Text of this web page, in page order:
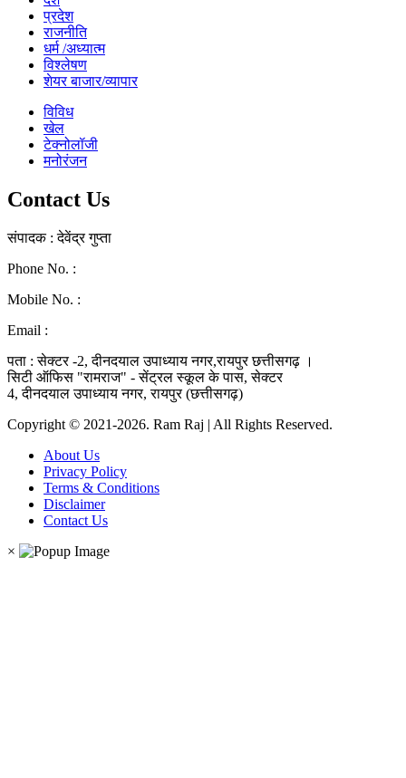
प्रदेश
राजनीति
धर्म /अध्यात्म
विश्लेषण
शेयर बाजार/व्यापार
विविध
खेल
टेक्नोलॉजी
मनोरंजन
Contact Us
संपादक : देवेंद्र गुप्ता
Phone No. :
Mobile No. :
Email :
पता : सेक्टर -2, दीनदयाल उपाध्याय नगर,रायपुर छत्तीसगढ़ ।
सिटी ऑफिस "रामराज" - सेंट्रल स्कूल के पास, सेक्टर
4, दीनदयाल उपाध्याय नगर, रायपुर (छत्तीसगढ़)
Copyright © 2021-2026. Ram Raj | All Rights Reserved.
About Us
Privacy Policy
Terms & Conditions
Disclaimer
Contact Us
×